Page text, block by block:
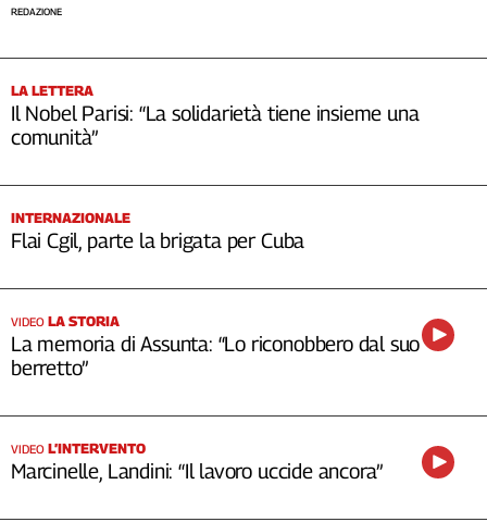
REDAZIONE
LA LETTERA
Il Nobel Parisi: “La solidarietà tiene insieme una
comunità”
INTERNAZIONALE
Flai Cgil, parte la brigata per Cuba
VIDEO LA STORIA
La memoria di Assunta: “Lo riconobbero dal suo
berretto”
VIDEO L’INTERVENTO
Marcinelle, Landini: “Il lavoro uccide ancora”